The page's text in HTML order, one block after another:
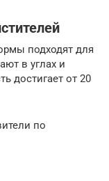
подходят для
в углах и
достигает от 20
по